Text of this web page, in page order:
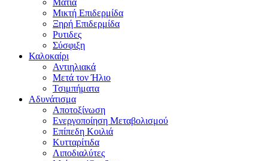
Μάτια
Μικτή Επιδερμίδα
Ξηρή Επιδερμίδα
Ρυτιδες
Σύσφιξη
Καλοκαίρι
Αντιηλιακά
Μετά τον Ήλιο
Τσιμπήματα
Αδυνάτισμα
Αποτοξίνωση
Ενεργοποίηση Μεταβολισμού
Επίπεδη Κοιλιά
Κυτταρίτιδα
Λιποδιαλύτες